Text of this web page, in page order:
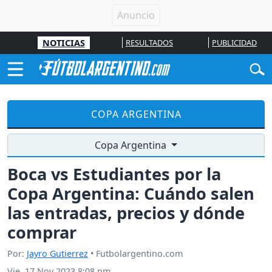
NOTICIAS RESULTADOS PUBLICIDAD
COPA ARGENTINA
Copa Argentina
Boca vs Estudiantes por la
Copa Argentina: Cuándo salen
las entradas, precios y dónde
comprar
Por: Jayro Gutierrez • Futbolargentino.com